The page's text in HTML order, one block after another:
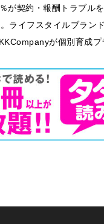
が契約・報酬トラブ
ライフスタイルブラン
が個別育成